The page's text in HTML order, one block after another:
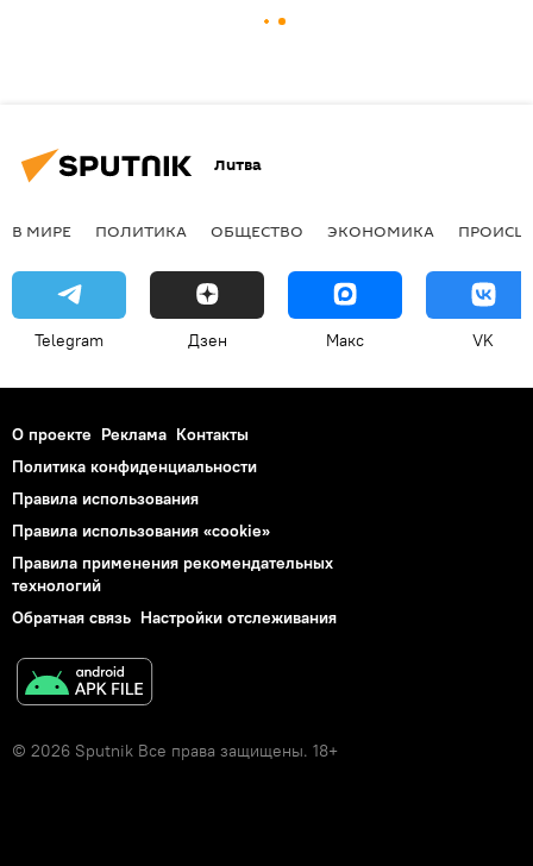
Литва
В МИРЕ ПОЛИТИКА ОБЩЕСТВО ЭКОНОМИКА
Telegram Дзен Макс VK
О проекте Реклама Контакты
Политика конфиденциальности
Правила использования
Правила использования «cookie»
Правила применения рекомендательных
технологий
Обратная связь Настройки отслеживания
© 2026 Sputnik Все права защищены. 18+